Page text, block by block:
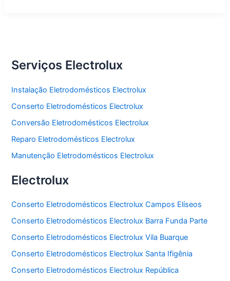
Serviços Electrolux
Instalação Eletrodomésticos Electrolux
Conserto Eletrodomésticos Electrolux
Conversão Eletrodomésticos Electrolux
Reparo Eletrodomésticos Electrolux
Manutenção Eletrodomésticos Electrolux
Electrolux
Conserto Eletrodomésticos Electrolux Campos Elíseos
Conserto Eletrodomésticos Electrolux Barra Funda Parte
Conserto Eletrodomésticos Electrolux Vila Buarque
Conserto Eletrodomésticos Electrolux Santa Ifigênia
Conserto Eletrodomésticos Electrolux República